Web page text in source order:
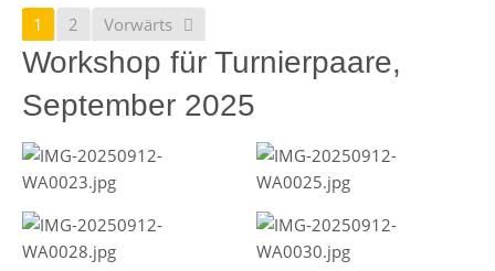
1 2 Vorwärts
Workshop für Turnierpaare,
September 2025